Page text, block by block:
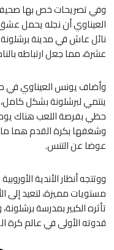
وفي تصريحات خص بها صحيفة
العيناوي أن نجله يحمل عشق
نائل عاش في مدينة
عشرة، مما جعل ارتباطه
وأضاف يونس العيناوي في
ينتمي لبرشلونة بشكل
حظي بفرصة اللعب هناك يوما
وشغفها بكرة القدم هما ما
عوضا عن التنس.
ووتتجه أنظار الأندية
مستويات مميزة، لتعيد إلى
تأثره الكبير بمدرسة
قدوته الأولى في عالم كرة